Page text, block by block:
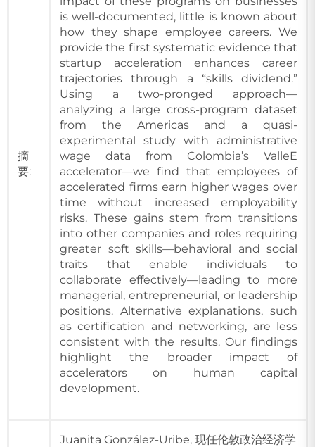
摘
要:
is well-documented, little is known about
how they shape employee careers. We
provide the first systematic evidence that
startup acceleration enhances career
trajectories through a “skills dividend.”
Using a two-pronged approach—
analyzing a large cross-program dataset
from the Americas and a quasi-
experimental study with administrative
wage data from Colombia’s ValleE
accelerator—we find that employees of
accelerated firms earn higher wages over
time without increased employability
risks. These gains stem from transitions
into other companies and roles requiring
greater soft skills—behavioral and social
traits that enable individuals to
collaborate effectively—leading to more
managerial, entrepreneurial, or leadership
positions. Alternative explanations, such
as certification and networking, are less
consistent with the results. Our findings
highlight the broader impact of
accelerators on human capital
development.
Juanita González-Uribe, 现任伦敦政治经济学